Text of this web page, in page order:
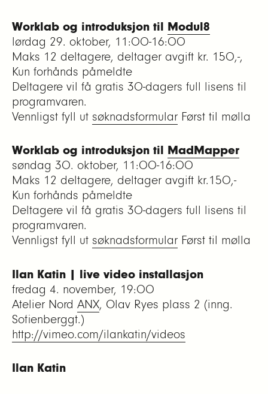
Worklab og introduksjon til Modul8
lørdag 29. oktober, 11:00-16:00
Maks 12 deltagere, deltager avgift kr. 150,-,
Kun forhånds påmeldte
Deltagere vil få gratis 30-dagers full lisens til
programvaren.
Vennligst fyll ut søknadsformular Først til mølla
Worklab og introduksjon til MadMapper
søndag 30. oktober, 11:00-16:00
Maks 12 deltagere, deltager avgift kr.150,-
Kun forhånds påmeldte
Deltagere vil få gratis 30-dagers full lisens til
programvaren.
Vennligst fyll ut søknadsformular Først til mølla
Ilan Katin | live video installasjon
fredag 4. november, 19:00
Atelier Nord ANX, Olav Ryes plass 2 (inng.
Sofienberggt.)
http://vimeo.com/ilankatin/videos
Ilan Katin